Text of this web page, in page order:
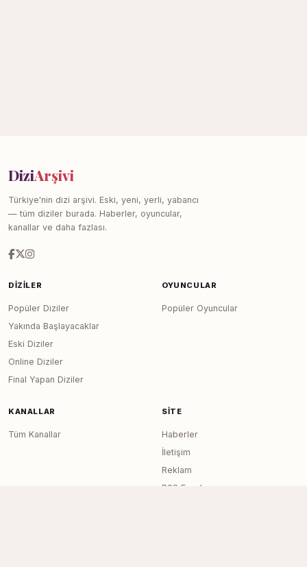
DiziArşivi
Türkiye'nin dizi arşivi. Eski, yeni, yerli, yabancı
— tüm diziler burada. Haberler, oyuncular,
kanallar ve daha fazlası.
DIZILER
Popüler Diziler
Yakında Başlayacaklar
Eski Diziler
Online Diziler
Final Yapan Diziler
OYUNCULAR
Popüler Oyuncular
KANALLAR
Tüm Kanallar
SITE
Haberler
İletişim
Reklam
RSS Feed